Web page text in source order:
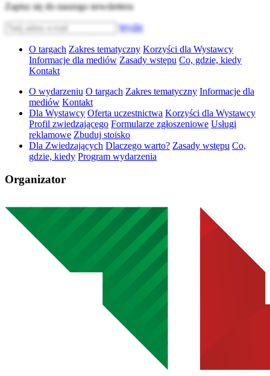
Zapisz się do naszego newslettera
Wyślij
O targach Zakres tematyczny Korzyści dla Wystawcy
Informacje dla mediów Zasady wstępu Co, gdzie, kiedy
Kontakt
O wydarzeniu O targach Zakres tematyczny Informacje dla
mediów Kontakt
Dla Wystawcy Oferta uczestnictwa Korzyści dla Wystawcy
Profil zwiedzającego Formularze zgłoszeniowe Usługi
reklamowe Zbuduj stoisko
Dla Zwiedzających Dlaczego warto? Zasady wstępu Co,
gdzie, kiedy Program wydarzenia
Organizator